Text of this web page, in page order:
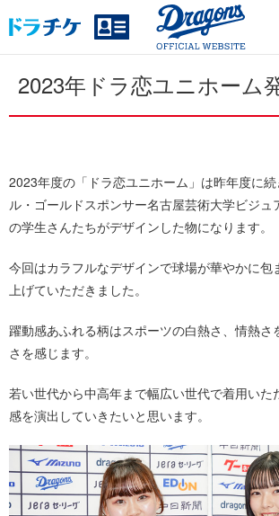
2023年ドラ恋ユニホーム
2023年度の「ドラ恋ユニホーム」は昨年度に
ル・ゴールドスポンサー名古屋芸術大学ビジュ
の学生さんたちがデザインした物になります。
今回はカラフルなデザインで球場が華やかに包
上げていただきました。
躍動感あふれる柄はスポーツの白熱さ、情熱さ
さを感じます。
若い世代から中高年まで幅広い世代で着用いた
感を演出していきたいと思います。